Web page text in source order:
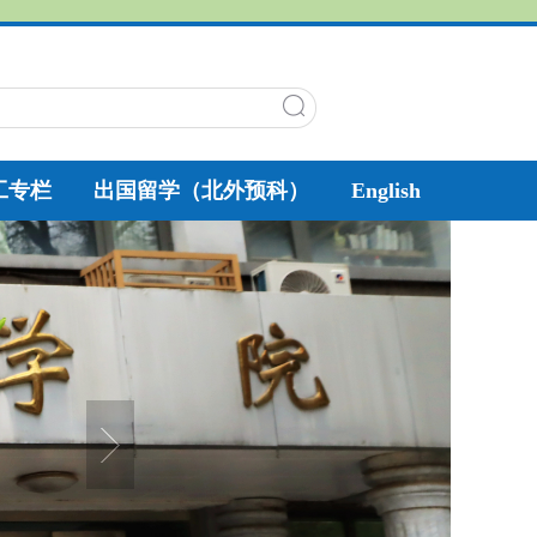
专栏 出国留学（北外预科） English